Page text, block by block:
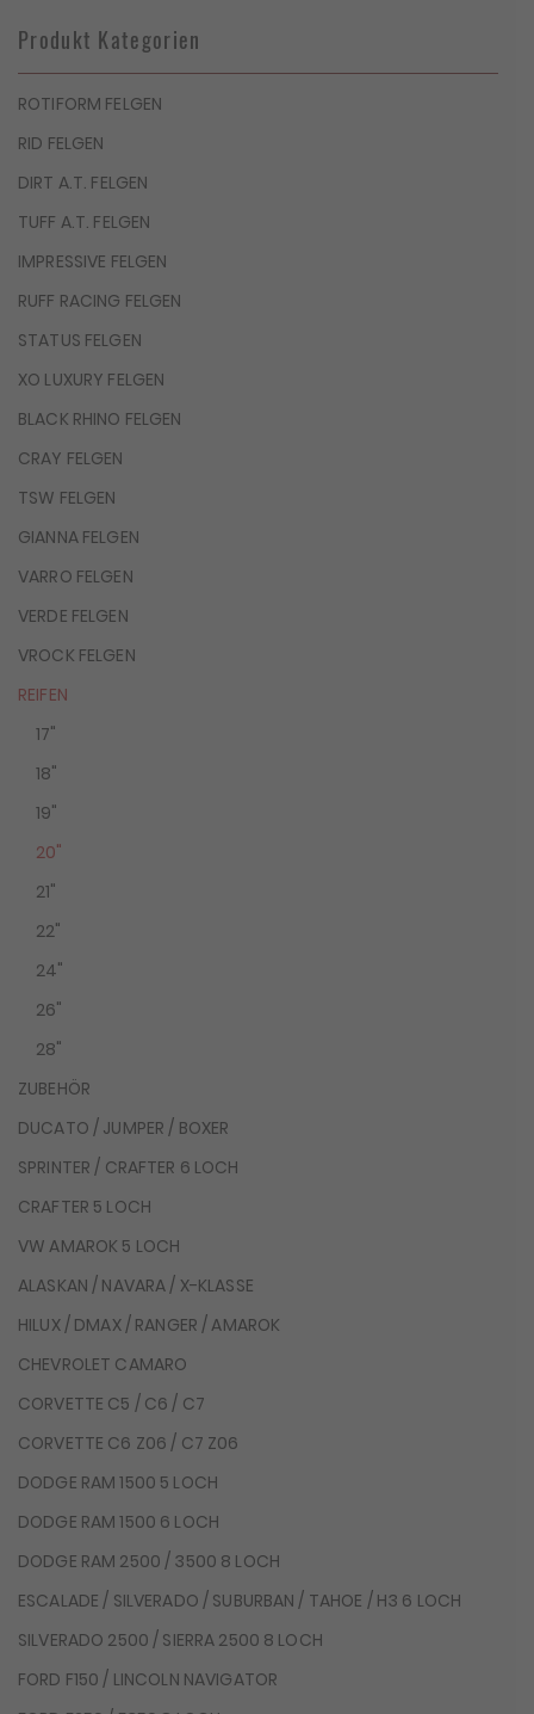
Produkt Kategorien
ROTIFORM FELGEN
RID FELGEN
DIRT A.T. FELGEN
TUFF A.T. FELGEN
IMPRESSIVE FELGEN
RUFF RACING FELGEN
STATUS FELGEN
XO LUXURY FELGEN
BLACK RHINO FELGEN
CRAY FELGEN
TSW FELGEN
GIANNA FELGEN
VARRO FELGEN
VERDE FELGEN
VROCK FELGEN
REIFEN
17"
18"
19"
20"
21"
22"
24"
26"
28"
ZUBEHÖR
DUCATO / JUMPER / BOXER
SPRINTER / CRAFTER 6 LOCH
CRAFTER 5 LOCH
VW AMAROK 5 LOCH
ALASKAN / NAVARA / X-KLASSE
HILUX / DMAX / RANGER / AMAROK
CHEVROLET CAMARO
CORVETTE C5 / C6 / C7
CORVETTE C6 Z06 / C7 Z06
DODGE RAM 1500 5 LOCH
DODGE RAM 1500 6 LOCH
DODGE RAM 2500 / 3500 8 LOCH
ESCALADE / SILVERADO / SUBURBAN / TAHOE / H3 6 LOCH
SILVERADO 2500 / SIERRA 2500 8 LOCH
FORD F150 / LINCOLN NAVIGATOR